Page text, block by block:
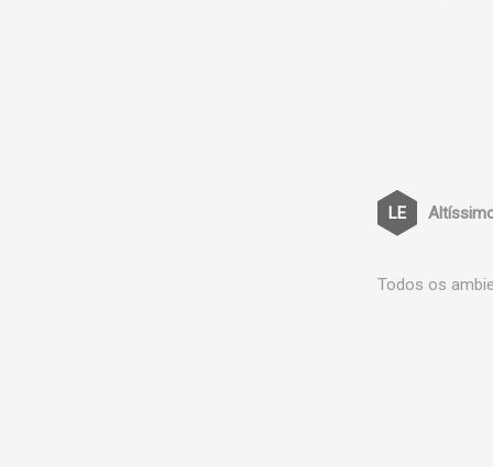
Todos os